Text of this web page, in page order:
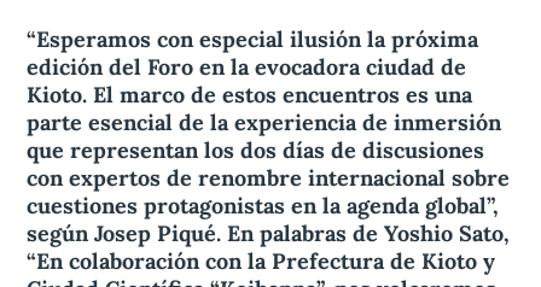
“Esperamos con especial ilusión la próxima
edición del Foro en la evocadora ciudad de
Kioto. El marco de estos encuentros es una
parte esencial de la experiencia de inmersión
que representan los dos días de discusiones
con expertos de renombre internacional sobre
cuestiones protagonistas en la agenda global”,
según Josep Piqué. En palabras de Yoshio Sato,
“En colaboración con la Prefectura de Kioto y